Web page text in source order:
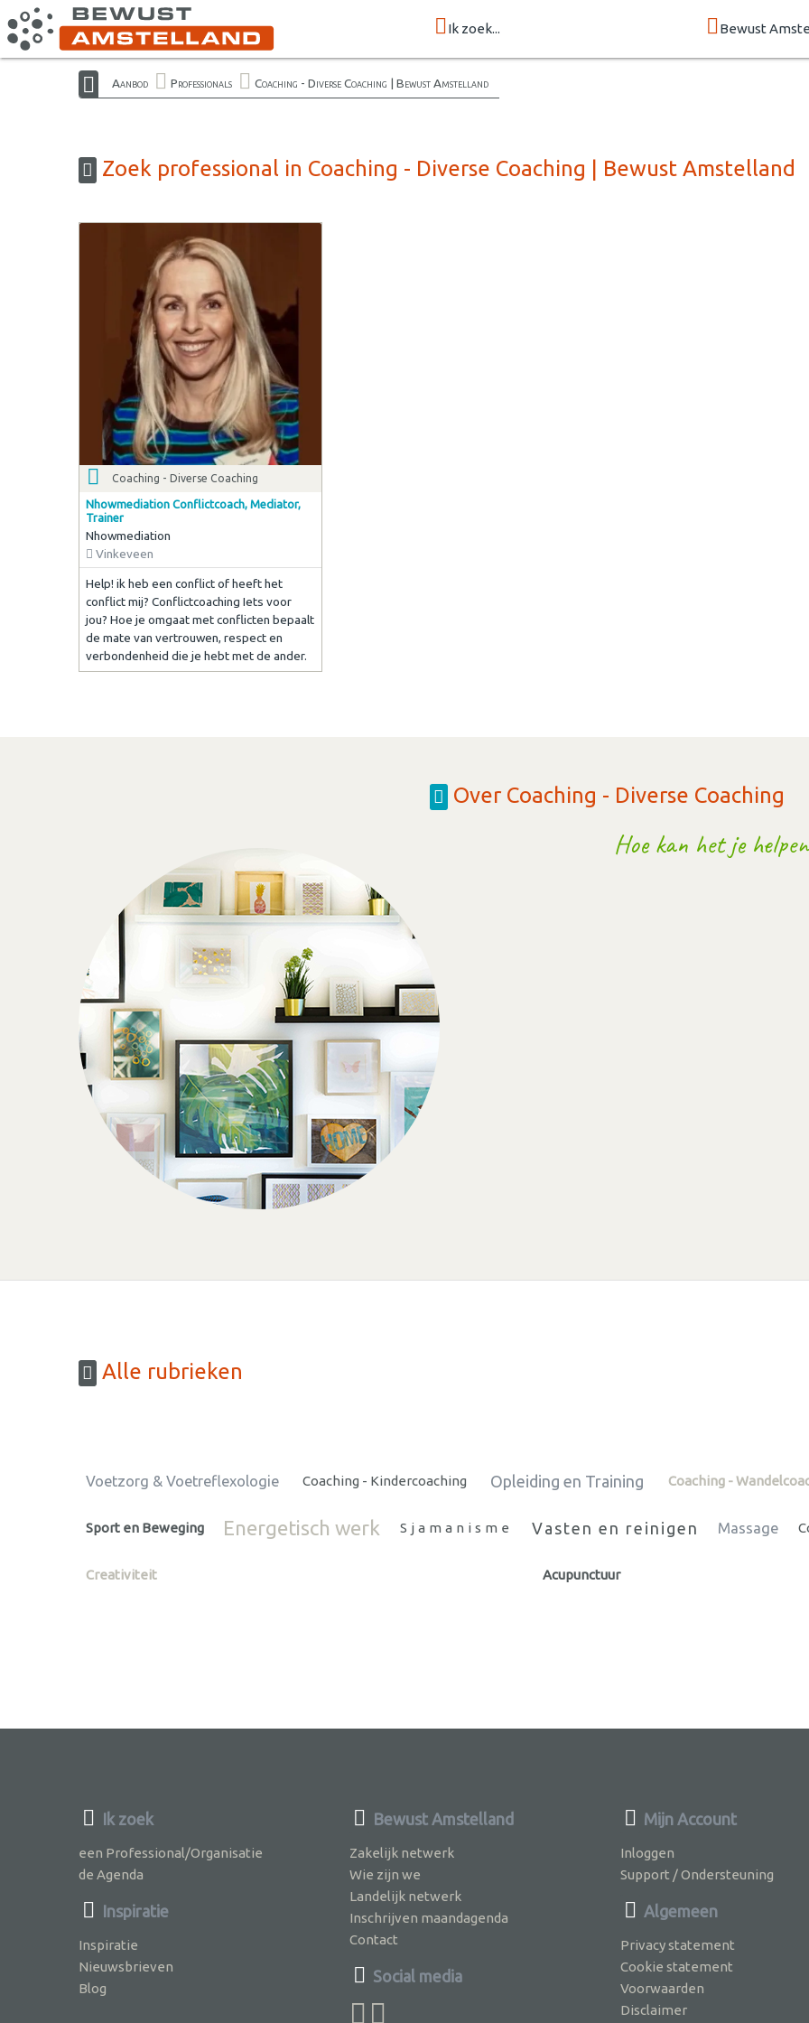
Ik zoek... Bewust
Aanbod Professionals Coaching - Diverse Coaching | Bewust Amstelland
Zoek professional in Coaching - Diverse Coaching | Bewust Amstelland
Coaching - Diverse Coaching
Nhowmediation Conflictcoach, Mediator,
Trainer
Nhowmediation
Vinkeveen
Help! ik heb een conflict of heeft het
conflict mij? Conflictcoaching Iets voor
jou? Hoe je omgaat met conflicten bepaalt
de mate van vertrouwen, respect en
verbondenheid die je hebt met de ander.
Over Coaching - Diverse Coaching
Hoe kan het je
Alle rubrieken
Voetzorg & Voetreflexologie Coaching - Kindercoaching Opleiding en Training Coaching -
Sport en Beweging Energetisch werk Sjamanisme Vasten en reinigen Massage
Creativiteit Acupunctuur
Ik zoek
een Professional/Organisatie
de Agenda
Inspiratie
Inspiratie
Nieuwsbrieven
Blog
Bewust Amstelland
Zakelijk netwerk
Wie zijn we
Landelijk netwerk
Inschrijven maandagenda
Contact
Social media
Mijn Account
Inloggen
Support / Ondersteuning
Algemeen
Privacy statement
Cookie statement
Voorwaarden
Disclaimer